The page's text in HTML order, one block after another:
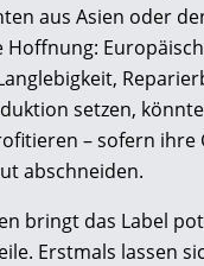
aus Asien oder
Hoffnung:
setzen,
– sofern ihre
abschneiden.
bringt das Label
Erstmals lassen